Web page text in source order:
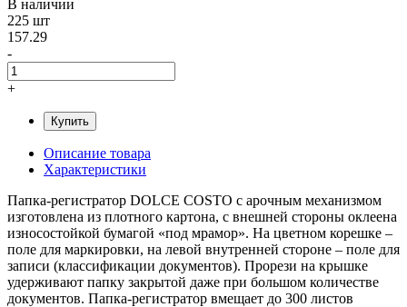
В наличии
225 шт
157.29
-
+
Купить
Описание товара
Характеристики
Папка-регистратор DOLCE COSTO с арочным механизмом
изготовлена из плотного картона, с внешней стороны оклеена
износостойкой бумагой «под мрамор». На цветном корешке –
поле для маркировки, на левой внутренней стороне – поле для
записи (классификации документов). Прорези на крышке
удерживают папку закрытой даже при большом количестве
документов. Папка-регистратор вмещает до 300 листов